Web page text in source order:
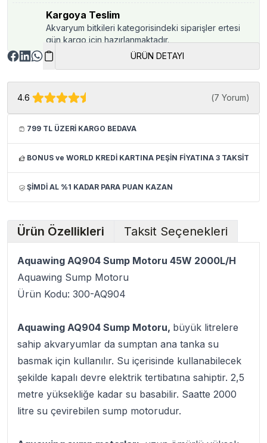
Kargoya Teslim
Akvaryum bitkileri kategorisindeki siparişler ertesi
gün kargo için hazırlanmaktadır.
ÜRÜN DETAYI
4.6 (7 Yorum)
799 TL ÜZERİ KARGO BEDAVA
BONUS ve WORLD KREDİ KARTINA PEŞİN FİYATINA 3 TAKSİT
ŞİMDİ AL %1 KADAR PARA PUAN KAZAN
Ürün Özellikleri Taksit Seçenekleri
Aquawing AQ904 Sump Motoru 45W 2000L/H
Aquawing Sump Motoru
Ürün Kodu: 300-AQ904
Aquawing AQ904 Sump Motoru, büyük litrelere
sahip akvaryumlar da sumptan ana tanka su
basmak için kullanılır. Su içerisinde kullanabilecek
şekilde kapalı devre elektrik tertibatına sahiptir. 2,5
metre yüksekliğe kadar su basabilir. Saatte 2000
litre su çevirebilen sump motorudur.